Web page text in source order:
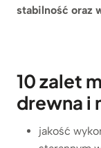
stabilność oraz
10 zalet
drewna i
jakość